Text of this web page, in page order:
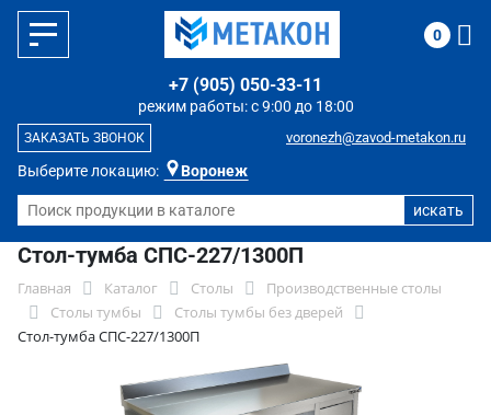
Выберите локацию: Воронеж
режим работы: с 9:00 до 18:00
+7 (905) 050-33-11
voronezh@zavod-metakon.ru
ЗАКАЗАТЬ ЗВОНОК
0
Стол-тумба СПС-227/1300П
Главная Каталог Столы
Производственные столы
Столы тумбы
Столы тумбы без дверей
Стол-тумба СПС-227/1300П